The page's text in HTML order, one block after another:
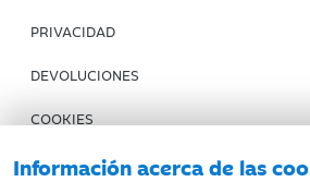
Información acerca de las
PRIVACIDAD
DEVOLUCIONES
COOKIES
CONDICIONES DE COMPRA